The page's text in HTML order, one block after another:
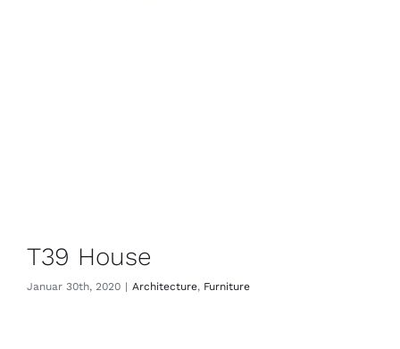
T39 House
Januar 30th, 2020 | Architecture, Furniture